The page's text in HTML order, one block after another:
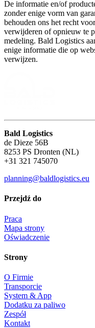
De informatie en/of
zonder enige vorm van
behouden ons het recht
verwijderen of opnieuw te
medeling. Bald Logistics
enige informatie die op
verwijzen.
Bald Logistics
de Dieze 56B
8253 PS Dronten (NL)
+31 321 745070
planning@baldlogistics.eu
Przejdź do
Praca
Mapa strony
Oświadczenie
Strony
O Firmie
Transporcie
System & App
Dodatku za paliwo
Zespół
Kontakt